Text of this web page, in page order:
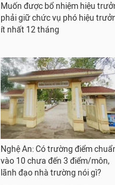
Muốn được bổ nhiệm hiệu
phải giữ chức vụ phó hiệu
ít nhất 12 tháng
Nghệ An: Có trường điểm
vào 10 chưa đến 3 điểm/môn,
lãnh đạo nhà trường nói gì?